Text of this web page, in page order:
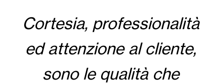
Cortesia, professionalità
ed attenzione al cliente,
sono le qualità che